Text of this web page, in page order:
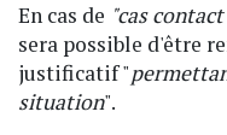
En cas de "cas
sera possible d'être
justificatif "
situation".